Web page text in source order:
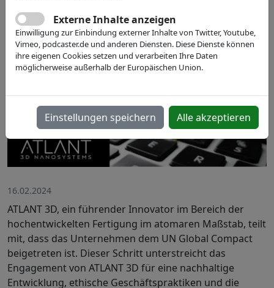
16.02.2024
ATLANT 3D, ein führender Innovator im Bereich der
hochentwickelten Fertigung im atomaren Maßstab, teilt
mit, dass das Unternehmen dem UN Global Compact
beigetreten ist. Dieser Schritt unterstreicht das
Engagement von ATLANT 3D für eine nachhaltige
Entwicklung, ethische Geschäftspraktiken und die
Externe Inhalte anzeigen
Einwilligung zur Einbindung externer Inhalte von Twitter, Youtube,
Vimeo, podcaster.de und anderen Diensten. Diese Dienste können
ihre eigenen Cookies setzen und verarbeiten Ihre Daten
möglicherweise außerhalb der Europäischen Union.
Einstellungen speichern Alle akzeptieren